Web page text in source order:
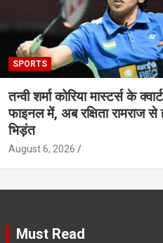
SPORTS
तन्वी शर्मा कोरिया मास्टर्स के
फाइनल में, अब रक्षिता रामराज से
भिड़ंत
August 6, 2026
Must Read